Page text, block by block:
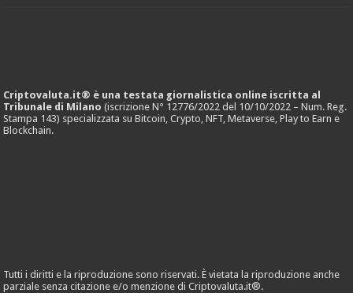
Criptovaluta.it® è una testata giornalistica online iscritta al
Tribunale di Milano (iscrizione N° 12776/2022 del 10/10/2022 – Num. Reg.
Stampa 143) specializzata su Bitcoin, Crypto, NFT, Metaverse, Play to Earn e
Blockchain.
Tutti i diritti e la riproduzione sono riservati. È vietata la riproduzione anche
parziale senza citazione e/o menzione di Criptovaluta.it®.